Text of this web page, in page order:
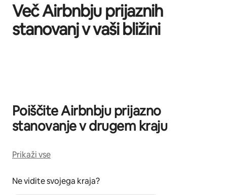
Več Airbnbju prijaznih
stanovanj v vaši bližini
Poiščite Airbnbju prijazno
stanovanje v drugem kraju
Prikaži vse
Ne vidite svojega kraja?